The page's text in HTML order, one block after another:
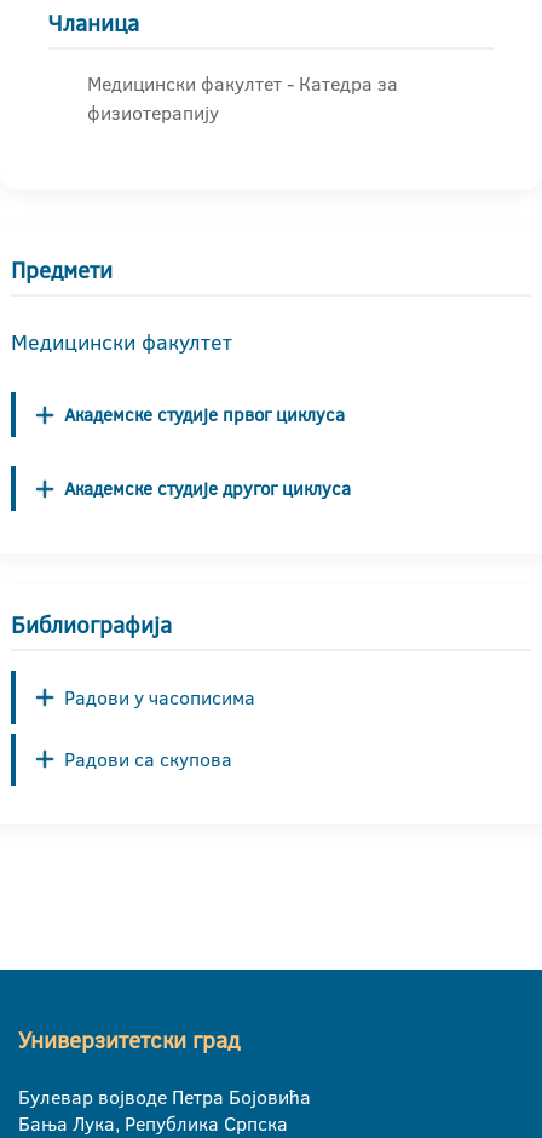
Чланица
Медицински факултет - Катедра за
физиотерапију
Предмети
Медицински факултет
Академске студије првог циклуса
Академске студије другог циклуса
Библиографија
Радови у часописима
Радови са скупова
Универзитетски град
Булевар војводе Петра Бојовића
Бања Лука, Република Српска